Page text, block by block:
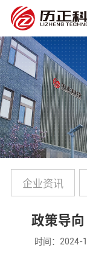
企业资讯
政策导向
时间：2024-